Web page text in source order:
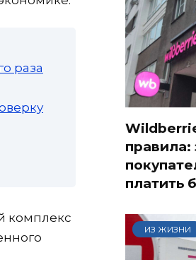
раза
комплекс
правила:
платить
ИЗ ЖИЗНИ